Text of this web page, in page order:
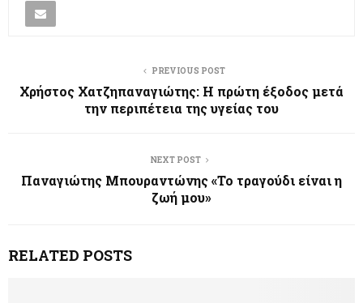
PREVIOUS POST
Χρήστος Χατζηπαναγιώτης: Η πρώτη έξοδος μετά
την περιπέτεια της υγείας του
NEXT POST
Παναγιώτης Μπουραντώνης «Το τραγούδι είναι η
ζωή μου»
RELATED POSTS